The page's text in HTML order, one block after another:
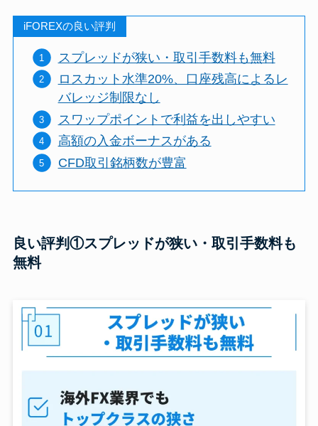
iFOREXの良い評判
スプレッドが狭い・取引手数料も無料
ロスカット水準20%、口座残高によるレ
バレッジ制限なし
スワップポイントで利益を出しやすい
高額の入金ボーナスがある
CFD取引銘柄数が豊富
良い評判①スプレッドが狭い・取引手数料も
無料